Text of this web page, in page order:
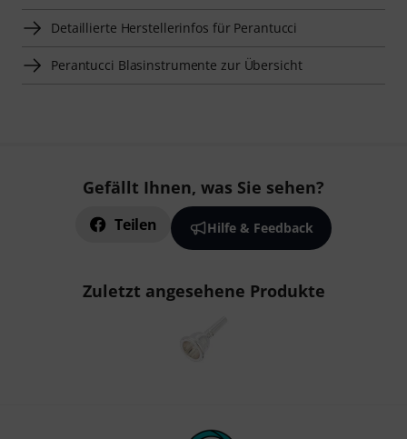
Detaillierte Herstellerinfos für Perantucci
Perantucci Blasinstrumente zur Übersicht
Gefällt Ihnen, was Sie sehen?
Teilen Hilfe & Feedback
Zuletzt angesehene Produkte